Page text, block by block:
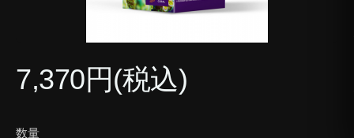
7,370円(税込)
数量